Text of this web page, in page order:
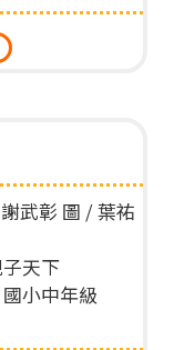
武彰 圖 / 葉祐
天下
小中年級